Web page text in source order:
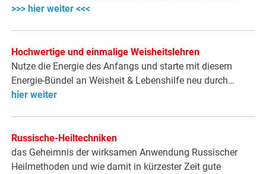
>>> hier weiter <<<
Hochwertige und einmalige Weisheitslehren
Nutze die Energie des Anfangs und starte mit diesem
Energie-Bündel an Weisheit & Lebenshilfe neu durch…
hier weiter
Russische-Heiltechniken
das Geheimnis der wirksamen Anwendung Russischer
Heilmethoden und wie damit in kürzester Zeit gute